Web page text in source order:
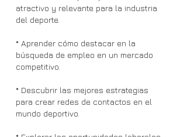
atractivo y relevante para la industria
del deporte.
* Aprender cómo destacar en la
búsqueda de empleo en un mercado
competitivo.
* Descubrir las mejores estrategias
para crear redes de contactos en el
mundo deportivo.